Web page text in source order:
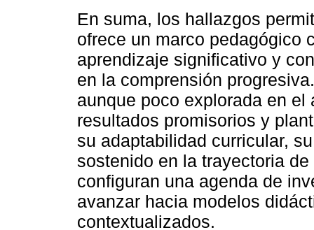
En suma, los hallazgos
ofrece un marco pedagógico
aprendizaje significativo y
en la comprensión
aunque poco explorada en
resultados promisorios y
su adaptabilidad curricular,
sostenido en la trayectoria
configuran una agenda de
avanzar hacia modelos
contextualizados.